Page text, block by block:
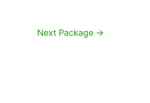
Next Package →